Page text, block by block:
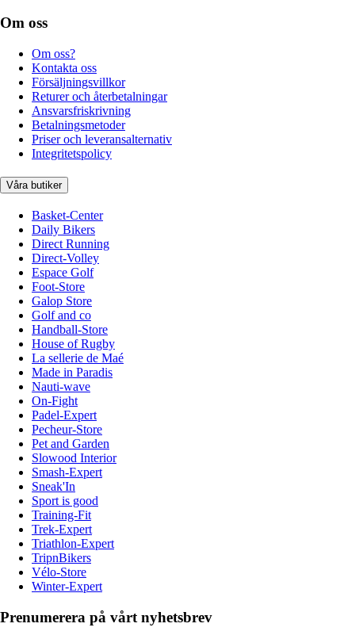
Om oss
Om oss?
Kontakta oss
Försäljningsvillkor
Returer och återbetalningar
Ansvarsfriskrivning
Betalningsmetoder
Priser och leveransalternativ
Integritetspolicy
Våra butiker
Basket-Center
Daily Bikers
Direct Running
Direct-Volley
Espace Golf
Foot-Store
Galop Store
Golf and co
Handball-Store
House of Rugby
La sellerie de Maé
Made in Paradis
Nauti-wave
On-Fight
Padel-Expert
Pecheur-Store
Pet and Garden
Slowood Interior
Smash-Expert
Sneak'In
Sport is good
Training-Fit
Trek-Expert
Triathlon-Expert
TripnBikers
Vélo-Store
Winter-Expert
Prenumerera på vårt nyhetsbrev